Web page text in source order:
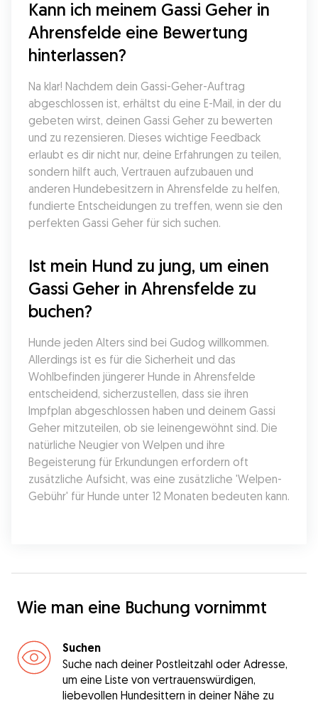
Kann ich meinem Gassi Geher in
Ahrensfelde eine Bewertung
hinterlassen?
Na klar! Nachdem dein Gassi-Geher-Auftrag
abgeschlossen ist, erhältst du eine E-Mail, in der du
gebeten wirst, deinen Gassi Geher zu bewerten
und zu rezensieren. Dieses wichtige Feedback
erlaubt es dir nicht nur, deine Erfahrungen zu teilen,
sondern hilft auch, Vertrauen aufzubauen und
anderen Hundebesitzern in Ahrensfelde zu helfen,
fundierte Entscheidungen zu treffen, wenn sie den
perfekten Gassi Geher für sich suchen.
Ist mein Hund zu jung, um einen
Gassi Geher in Ahrensfelde zu
buchen?
Hunde jeden Alters sind bei Gudog willkommen.
Allerdings ist es für die Sicherheit und das
Wohlbefinden jüngerer Hunde in Ahrensfelde
entscheidend, sicherzustellen, dass sie ihren
Impfplan abgeschlossen haben und deinem Gassi
Geher mitzuteilen, ob sie leinengewöhnt sind. Die
natürliche Neugier von Welpen und ihre
Begeisterung für Erkundungen erfordern oft
zusätzliche Aufsicht, was eine zusätzliche 'Welpen-
Gebühr' für Hunde unter 12 Monaten bedeuten kann.
Wie man eine Buchung vornimmt
Suchen
Suche nach deiner Postleitzahl oder Adresse,
um eine Liste von vertrauenswürdigen,
liebevollen Hundesittern in deiner Nähe zu